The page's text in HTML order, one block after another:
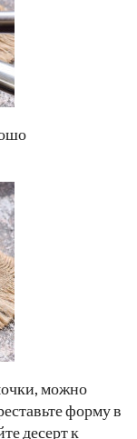
можно
форму в
десерт к